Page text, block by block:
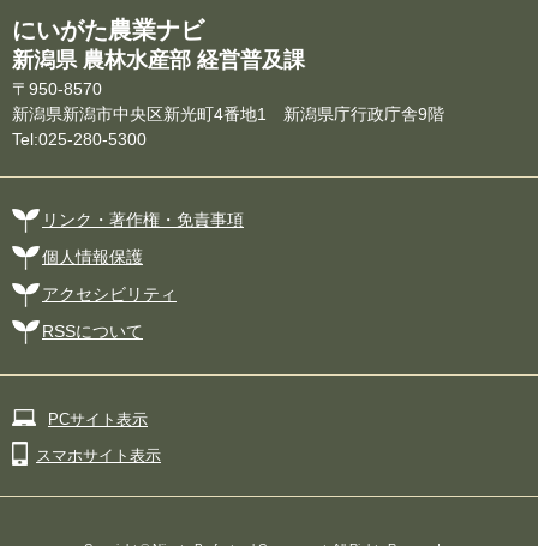
にいがた農業ナビ
新潟県 農林水産部 経営普及課
〒950-8570
新潟県新潟市中央区新光町4番地1 新潟県庁行政庁舎9階
Tel:025-280-5300
リンク・著作権・免責事項
個人情報保護
アクセシビリティ
RSSについて
PCサイト表示
スマホサイト表示